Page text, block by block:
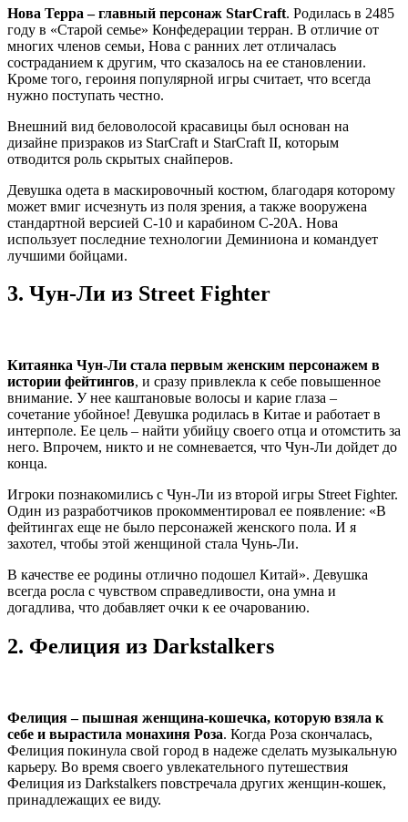
Нова Терра – главный персонаж StarCraft. Родилась в 2485
году в «Старой семье» Конфедерации терран. В отличие от
многих членов семьи, Нова с ранних лет отличалась
состраданием к другим, что сказалось на ее становлении.
Кроме того, героиня популярной игры считает, что всегда
нужно поступать честно.
Внешний вид беловолосой красавицы был основан на
дизайне призраков из StarCraft и StarCraft II, которым
отводится роль скрытых снайперов.
Девушка одета в маскировочный костюм, благодаря которому
может вмиг исчезнуть из поля зрения, а также вооружена
стандартной версией C-10 и карабином C-20A. Нова
использует последние технологии Деминиона и командует
лучшими бойцами.
3. Чун-Ли из Street Fighter
Китаянка Чун-Ли стала первым женским персонажем в
истории фейтингов, и сразу привлекла к себе повышенное
внимание. У нее каштановые волосы и карие глаза –
сочетание убойное! Девушка родилась в Китае и работает в
интерполе. Ее цель – найти убийцу своего отца и отомстить за
него. Впрочем, никто и не сомневается, что Чун-Ли дойдет до
конца.
Игроки познакомились с Чун-Ли из второй игры Street Fighter.
Один из разработчиков прокомментировал ее появление: «В
фейтингах еще не было персонажей женского пола. И я
захотел, чтобы этой женщиной стала Чунь-Ли.
В качестве ее родины отлично подошел Китай». Девушка
всегда росла с чувством справедливости, она умна и
догадлива, что добавляет очки к ее очарованию.
2. Фелиция из Darkstalkers
Фелиция – пышная женщина-кошечка, которую взяла к
себе и вырастила монахиня Роза. Когда Роза скончалась,
Фелиция покинула свой город в надеже сделать музыкальную
карьеру. Во время своего увлекательного путешествия
Фелиция из Darkstalkers повстречала других женщин-кошек,
принадлежащих ее виду.